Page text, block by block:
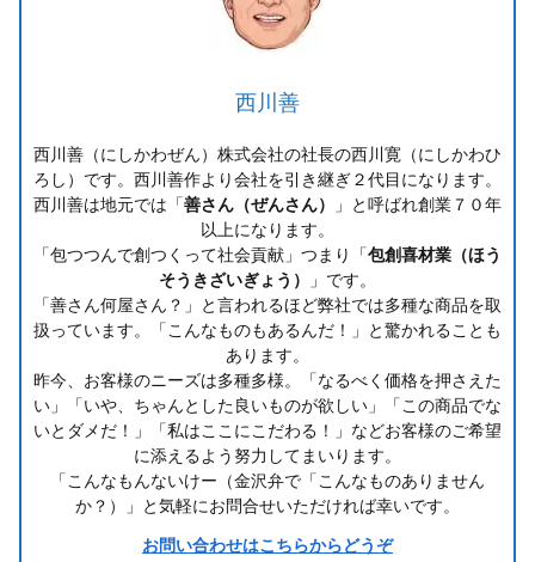
西川善
西川善（にしかわぜん）株式会社の社長の西川寛（にしかわひ
ろし）です。西川善作より会社を引き継ぎ２代目になります。
西川善は地元では「善さん（ぜんさん）
」と呼ばれ創業７０年
以上になります。
「包つつんで創つくって社会貢献」つまり「包創喜材業（ほう
そうきざいぎょう）
」です。
「善さん何屋さん？」と言われるほど弊社では多種な商品を取
扱っています。「こんなものもあるんだ！」と驚かれることも
あります。
昨今、お客様のニーズは多種多様。「なるべく価格を押さえた
い」「いや、ちゃんとした良いものが欲しい」「この商品でな
いとダメだ！」「私はここにこだわる！」などお客様のご希望
に添えるよう努力してまいります。
「こんなもんないけー（金沢弁で「こんなものありません
か？）」と気軽にお問合せいただければ幸いです。
お問い合わせはこちらからどうぞ